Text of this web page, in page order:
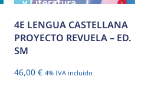
4E LENGUA CASTELLANA
PROYECTO REVUELA – ED.
SM
46,00 € 4% IVA incluído